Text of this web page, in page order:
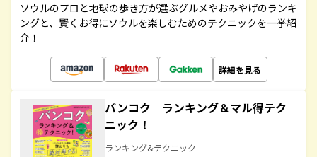
ソウルのプロと地球の歩き方が選ぶグルメやおみやげのランキ
ングと、賢くお得にソウルを楽しむためのテクニックを一挙紹
介！
詳細を見る
バンコク ランキング＆マル得テク
ニック！
ランキング&テクニック